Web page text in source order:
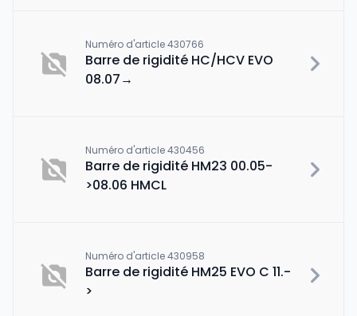
Numéro d'article 430766
Barre de rigidité HC/HCV EVO
08.07→
Numéro d'article 430456
Barre de rigidité HM23 00.05-
>08.06 HMCL
Numéro d'article 430958
Barre de rigidité HM25 EVO C 11.-
>